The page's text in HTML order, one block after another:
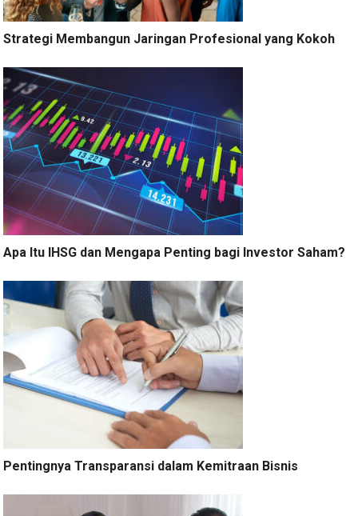
Strategi Membangun Jaringan Profesional yang Kokoh
Apa Itu IHSG dan Mengapa Penting bagi Investor Saham?
Pentingnya Transparansi dalam Kemitraan Bisnis